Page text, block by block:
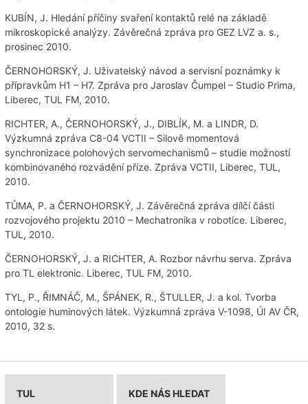
KUBÍN, J. Hledání příčiny svaření kontaktů relé na základě
mikroskopické analýzy. Závěrečná zpráva pro GEZ LVZ a. s.,
prosinec 2010.
ČERNOHORSKÝ, J. Uživatelský návod a servisní poznámky k
přípravkům H1 – H7. Zpráva pro Jaroslav Čumpel – Studio Prima,
Liberec, TUL FM, 2010.
RICHTER, A., ČERNOHORSKÝ, J., DIBLÍK, M. a LINDR, D.
Výzkumná zpráva C8-04 VCTII – Silově momentová
synchronizace polohových servomechanismů – studie možností
kombinovaného rozvádění příze. Zpráva VCTII, Liberec, TUL,
2010.
TŮMA, P. a ČERNOHORSKÝ, J. Závěrečná zpráva dílčí části
rozvojového projektu 2010 – Mechatronika v robotice. Liberec,
TUL, 2010.
ČERNOHORSKÝ, J. a RICHTER, A. Rozbor návrhu serva. Zpráva
pro TL elektronic. Liberec, TUL FM, 2010.
TYL, P., ŘIMNÁČ, M., ŠPÁNEK, R., ŠTULLER, J. a kol. Tvorba
ontologie huminových látek. Výzkumná zpráva V-1098, ÚI AV ČR,
2010, 32 s.
TUL KDE NÁS HLEDAT